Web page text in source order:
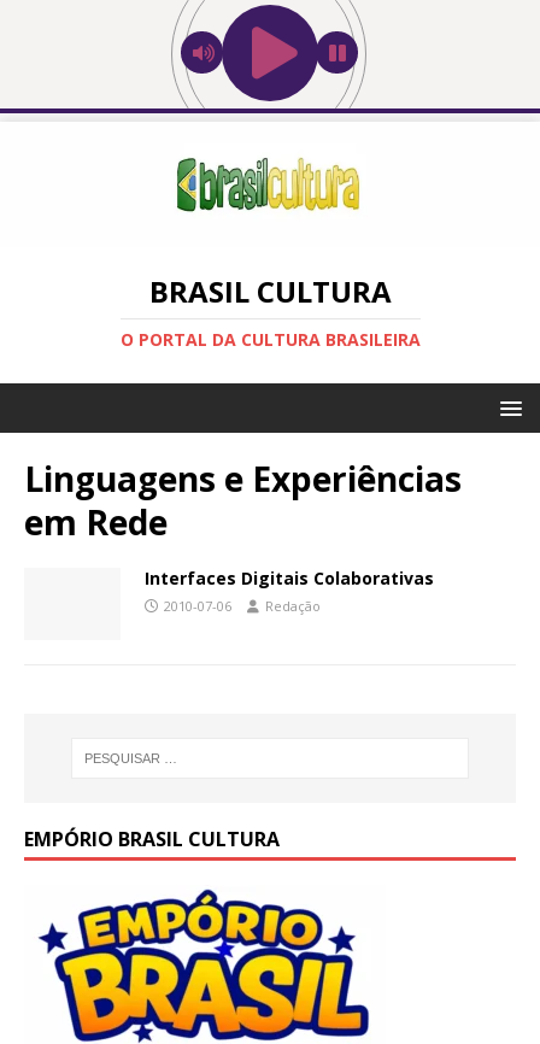
BRASIL CULTURA
O PORTAL DA CULTURA BRASILEIRA
Linguagens e Experiências
em Rede
Interfaces Digitais Colaborativas
2010-07-06 Redação
EMPÓRIO BRASIL CULTURA